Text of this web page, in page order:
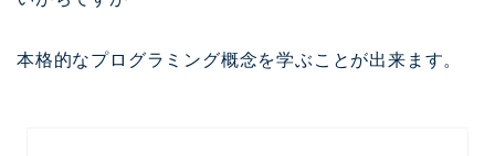
本格的なプログラミング概念を学ぶことが出来ます。